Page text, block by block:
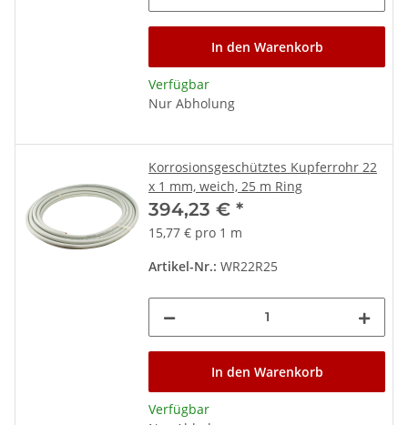
In den Warenkorb
Verfügbar
Nur Abholung
Korrosionsgeschütztes Kupferrohr 22
x 1 mm, weich, 25 m Ring
394,23 € *
15,77 € pro 1 m
Artikel-Nr.: WR22R25
In den Warenkorb
Verfügbar